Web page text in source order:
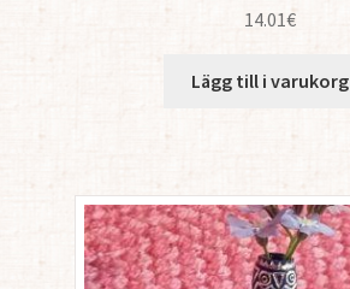
14.01€
Lägg till i varukorg